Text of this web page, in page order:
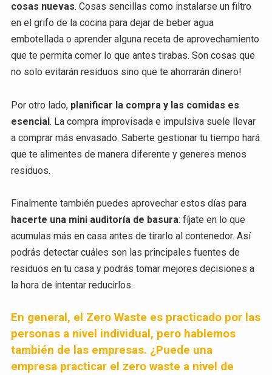
cosas nuevas. Cosas sencillas como instalarse un filtro
en el grifo de la cocina para dejar de beber agua
embotellada o aprender alguna receta de aprovechamiento
que te permita comer lo que antes tirabas. Son cosas que
no solo evitarán residuos sino que te ahorrarán dinero!
Por otro lado, planificar la compra y las comidas es
esencial. La compra improvisada e impulsiva suele llevar
a comprar más envasado. Saberte gestionar tu tiempo hará
que te alimentes de manera diferente y generes menos
residuos.
Finalmente también puedes aprovechar estos días para
hacerte una mini auditoría de basura: fíjate en lo que
acumulas más en casa antes de tirarlo al contenedor. Así
podrás detectar cuáles son las principales fuentes de
residuos en tu casa y podrás tomar mejores decisiones a
la hora de intentar reducirlos.
En general, el Zero Waste es practicado por las
personas a nivel individual, pero hablemos
también de las empresas. ¿Puede una
empresa practicar el zero waste a nivel de